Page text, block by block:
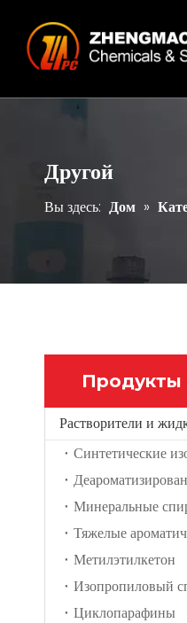
Другой
Вы здесь: Дом »
Продукты
Растворители и
Синтетические
Метилэтилкетон
Изопропиловый
Циклопарафины